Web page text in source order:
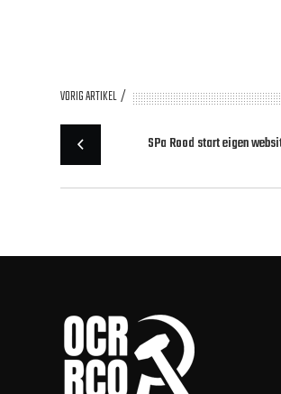
VORIG ARTIKEL
SPa Rood start eigen